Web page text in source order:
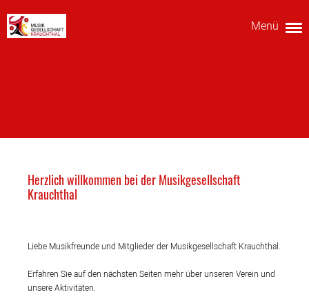
Menü
Herzlich willkommen bei der Musikgesellschaft
Krauchthal
Liebe Musikfreunde und Mitglieder der Musikgesellschaft Krauchthal.
Erfahren Sie auf den nächsten Seiten mehr über unseren Verein und
unsere Aktivitäten.